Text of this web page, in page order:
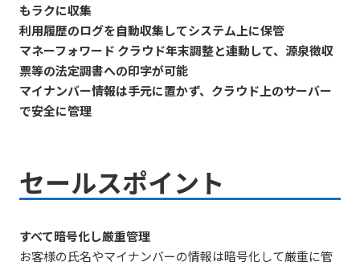
もラクに収集
利⽤履歴のログを⾃動収集してシステム上に保管
マネーフォワード クラウド年末調整と連動して、源泉徴収
票等の法定調書への印字が可能
マイナンバー情報は⼿元に置かず、クラウド上のサーバー
で安全に管理
セールスポイント
すべて暗号化し厳重管理
お客様の氏名やマイナンバーの情報は暗号化して厳重に管